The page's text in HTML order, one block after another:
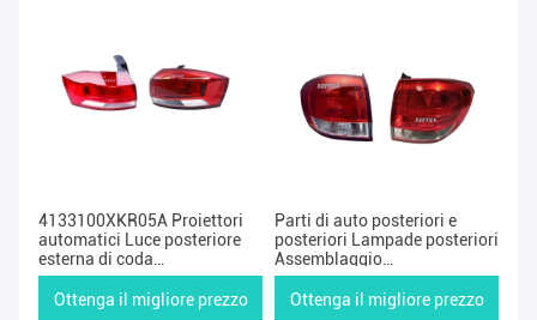
4133100XKR05A Proiettori
automatici Luce posteriore
esterna di coda
4133200XKR05A Per Haval
Hover H2S
Ottenga il migliore prezzo
Parti di auto posteriori e
posteriori Lampade posteriori
Assemblaggio
4133100XKZ16A
4133200XKZ16A Per la
Ottenga il migliore prezzo